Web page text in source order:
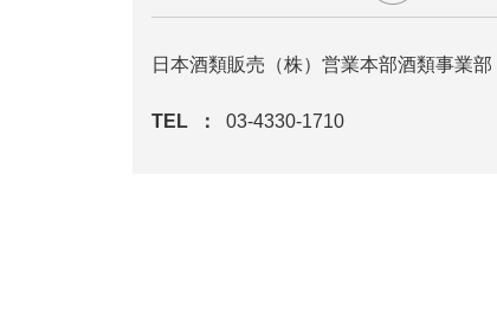
日本酒類販売（株）営業本部酒類事業
TEL 03-4330-1710